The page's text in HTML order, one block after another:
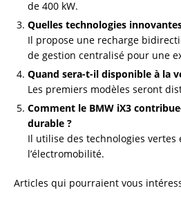
de 400 kW.
Quelles technologies
Il propose une recharge
de gestion centralisé pour une
Quand sera-t-il disponible à la
Les premiers modèles seront
Comment le BMW iX3
durable ?
Il utilise des technologies vertes
l’électromobilité.
Articles qui pourraient vous